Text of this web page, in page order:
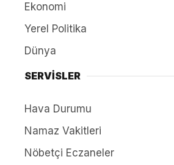
Ekonomi
Yerel Politika
Dünya
SERVİSLER
Hava Durumu
Namaz Vakitleri
Nöbetçi Eczaneler